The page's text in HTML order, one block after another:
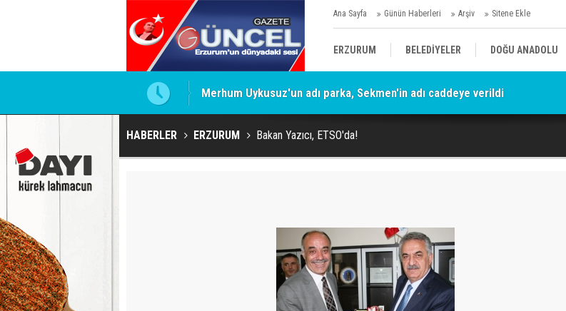
Ana Sayfa Günün Haberleri Arşiv Sitene Ekle
ERZURUM BELEDİYELER DOĞU ANADOLU
SİYASET AFAD/ SAVAŞ SPOR
KÜLTÜR/SANAT//MAĞAZİN
Merhum Uykusuz'un adı parka, Sekmen'in adı caddeye verildi
HABERLER ERZURUM Bakan Yazıcı, ETSO'da!